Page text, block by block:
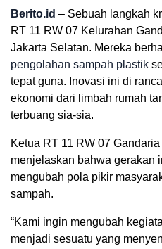
Berito.id – Sebuah langkah
RT 11 RW 07 Kelurahan
Jakarta Selatan. Mereka
pengolahan sampah plastik
tepat guna. Inovasi ini di
ekonomi dari limbah rumah
terbuang sia-sia.
Ketua RT 11 RW 07
menjelaskan bahwa gerakan
mengubah pola pikir
sampah.
“Kami ingin mengubah
menjadi sesuatu yang